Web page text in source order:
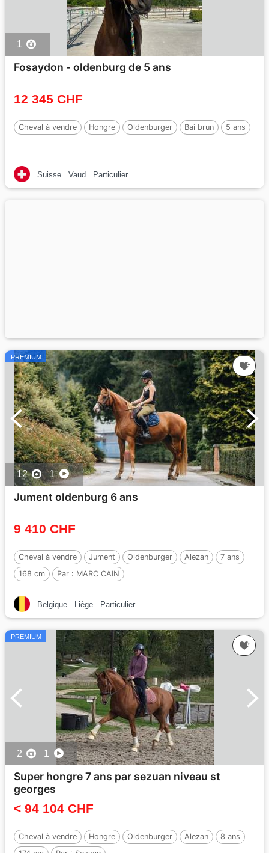
1
Fosaydon - oldenburg de 5 ans
12 345 CHF
Cheval à vendre Hongre Oldenburger Bai brun 5 ans
Suisse Vaud Particulier
PREMIUM
12 1
Jument oldenburg 6 ans
9 410 CHF
Cheval à vendre Jument Oldenburger Alezan
7 ans
168 cm
Par : MARC CAIN
Belgique Liège Particulier
PREMIUM
2 1
Super hongre 7 ans par sezuan niveau st
georges
< 94 104 CHF
Cheval à vendre Hongre Oldenburger Alezan
8 ans